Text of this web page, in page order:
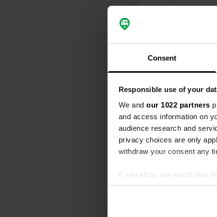
Consent
Responsible use of your
We and our 1022 partners
and access information on
audience research and
privacy choices are only
withdraw your consent any
If you allow, we would also
Collect information
Find out more about how
docce e
Sono stato
stato di
ricevuto
Tradotto da
Ho